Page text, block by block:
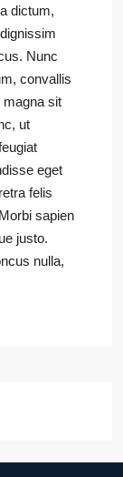
dictum,
Nunc
convallis
magna sit
ut
eget
felis
sapien
justo.
nulla,